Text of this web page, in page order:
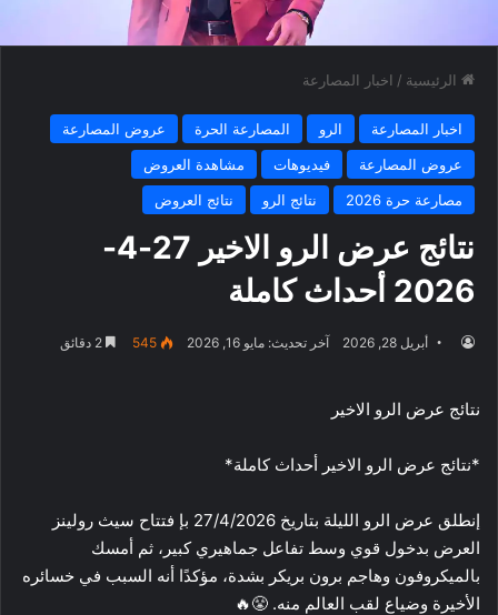
الرئيسية / اخبار المصارعة
اخبار المصارعة الرو المصارعة الحرة
عروض المصارعة
عروض المصارعة
فيديوهات
مشاهدة العروض
مصارعة حرة 2026
نتائج الرو نتائج العروض
نتائج عرض الرو الاخير 27-4-
2026 أحداث كاملة
أبريل 28, 2026 آخر تحديث: مايو 16, 2026 545
نتائج عرض الرو الاخير
*نتائج عرض الرو الاخير أحداث كاملة*
إنطلق عرض الرو الليلة بتاريخ 27/4/2026 بإ فتتاح سيث رولينز
العرض بدخول قوي وسط تفاعل جماهيري كبير، ثم أمسك
بالميكروفون وهاجم برون بريكر بشدة، مؤكدًا أنه السبب في خسائره
الأخيرة وضياع لقب العالم منه. 😤🔥